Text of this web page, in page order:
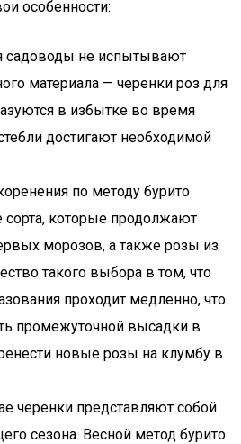
особенности:
садоводы не испытывают
материала — черенки роз для
в избытке во время
достигают необходимой
по методу бурито
сорта, которые продолжают
морозов, а также розы из
такого выбора в том, что
проходит медленно, что
промежуточной высадки в
новые розы на клумбу в
черенки представляют собой
сезона. Весной метод бурито